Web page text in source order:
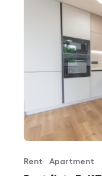
Offer type
Rent
Property type
Apartment